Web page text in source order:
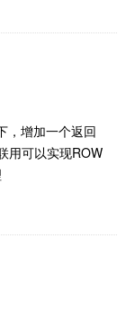
，增加一个返回
用可以实现ROW